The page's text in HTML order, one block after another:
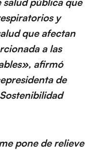
y
que afectan
a las
afirmó
de
pone de relieve